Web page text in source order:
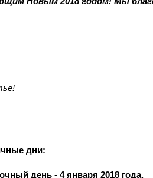
дни:
день - 4 января 2018 года.